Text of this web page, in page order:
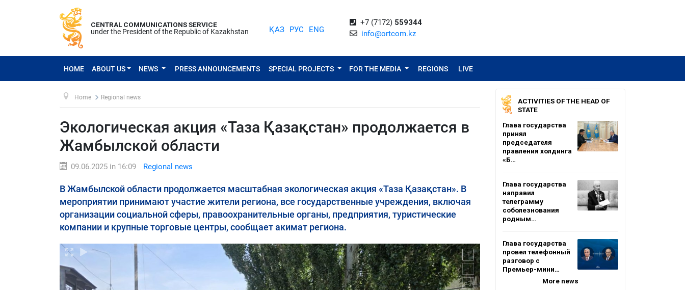
CENTRAL COMMUNICATIONS SERVICE
under the President of the Republic of Kazakhstan
ҚАЗ РУС ENG
+7 (7172) 559344
info@ortcom.kz
HOME ABOUT US NEWS PRESS ANNOUNCEMENTS SPECIAL PROJECTS FOR THE MEDIA REGIONS LIVE
Home Regional news
Экологическая акция «Таза Қазақстан» продолжается в
Жамбылской области
09.06.2025 in 16:09 Regional news
В Жамбылской области продолжается масштабная экологическая акция «Таза Қазақстан». В
мероприятии принимают участие жители региона, все государственные учреждения, включая
организации социальной сферы, правоохранительные органы, предприятия, туристические
компании и крупные торговые центры, сообщает акимат региона.
ACTIVITIES OF THE HEAD OF
STATE
Глава государства
принял
председателя
правления холдинга
«Б…
Глава государства
направил
телеграмму
соболезнования
родным…
Глава государства
провел телефонный
разговор с
Премьер-мини…
More news